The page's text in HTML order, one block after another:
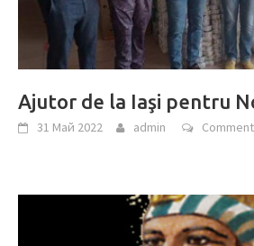
Ajutor de la Iaşi pentru
31 Май 2022 admin Comment